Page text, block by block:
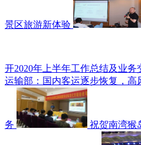
景区旅游新体验
开2020年上半年工作总结及业务
运输部：国内客运逐步恢复，
务 祝贺南湾猴